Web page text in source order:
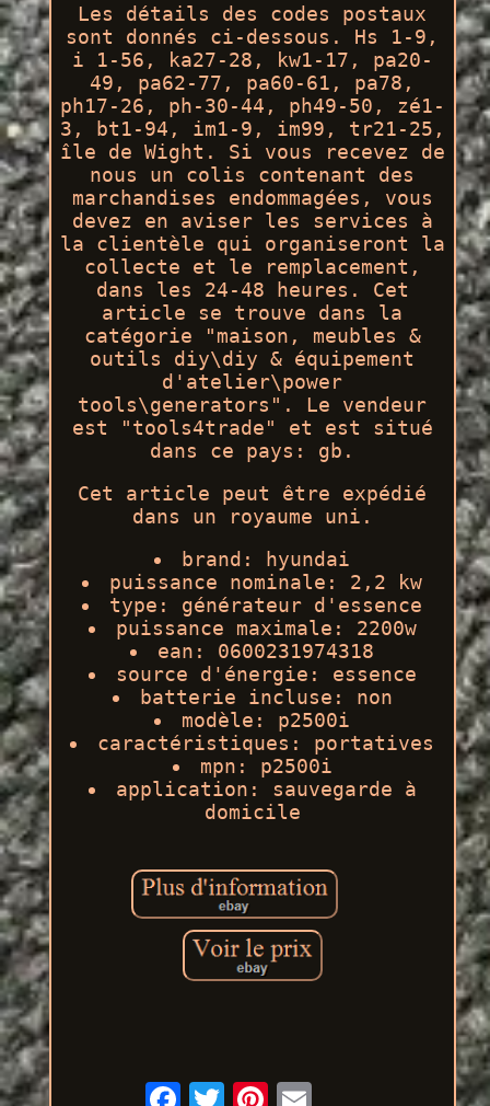
Les détails des codes postaux
sont donnés ci-dessous. Hs 1-9,
i 1-56, ka27-28, kw1-17, pa20-
49, pa62-77, pa60-61, pa78,
ph17-26, ph-30-44, ph49-50, zé1-
3, bt1-94, im1-9, im99, tr21-25,
île de Wight. Si vous recevez de
nous un colis contenant des
marchandises endommagées, vous
devez en aviser les services à
la clientèle qui organiseront la
collecte et le remplacement,
dans les 24-48 heures. Cet
article se trouve dans la
catégorie "maison, meubles &
outils diy\diy & équipement
d'atelier\power
tools\generators". Le vendeur
est "tools4trade" et est situé
dans ce pays: gb.
Cet article peut être expédié
dans un royaume uni.
brand: hyundai
puissance nominale: 2,2 kw
type: générateur d'essence
puissance maximale: 2200w
ean: 0600231974318
source d'énergie: essence
batterie incluse: non
modèle: p2500i
caractéristiques: portatives
mpn: p2500i
application: sauvegarde à
domicile